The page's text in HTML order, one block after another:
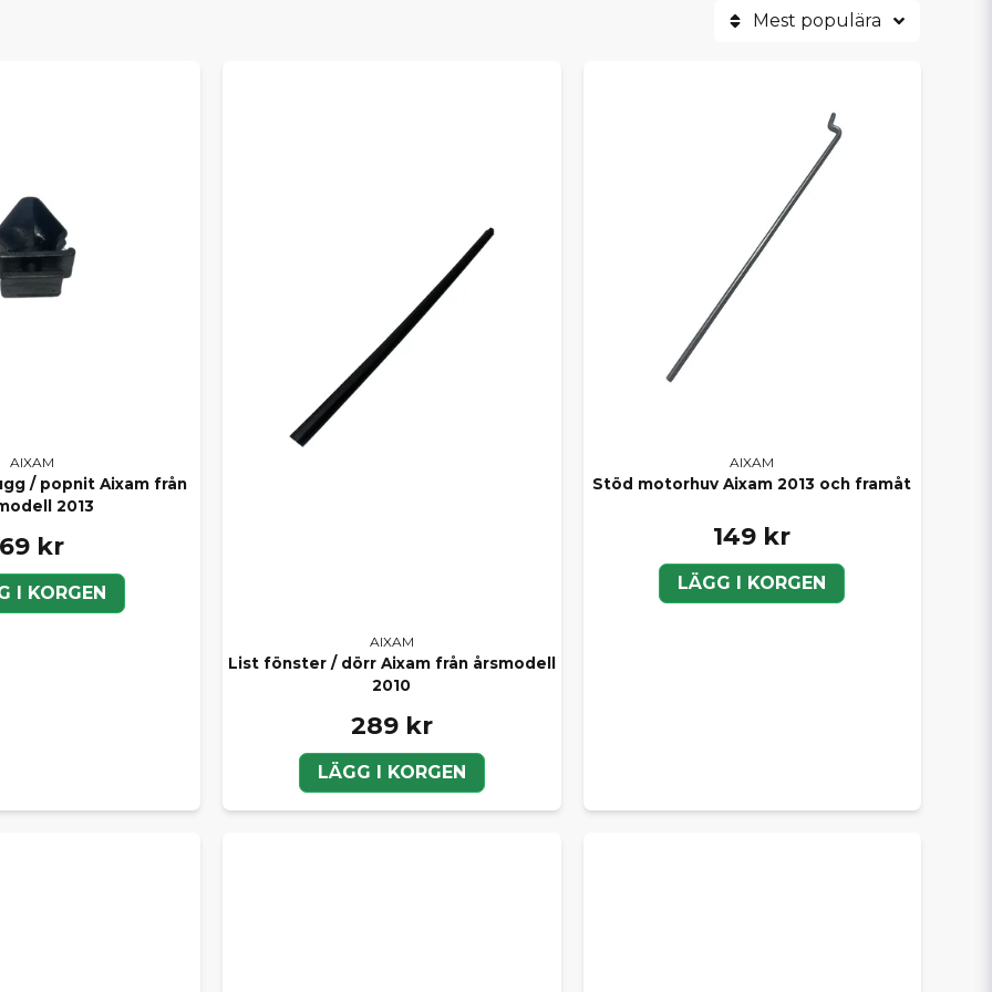
bland samtliga delar till din modell? Här hittar du
samlade på ett ställe – med snabb
från vårt lager.
DU INTE RÄTT DEL?
specifik originaldel i webbutiken? Kontakta oss gärna så hjälper vi dig att kontrollera tillgänglighet och
rätt del. Vi arbetar dagligen med både privatpersoner och verkstäder och hjälper dig hitta exakt det du
håller du din Aixam i toppskick – tryggt, säkert och problemfritt år efter år.
Mest populära
AIXAM
/ popnit Aixam från
2013
69 kr
I KORGEN
AIXAM
List fönster / dörr Aixam från årsmodell
2010
289 kr
LÄGG I KORGEN
AIXAM
Stöd motorhuv Aixam 2013 och framåt
149 kr
LÄGG I KORGEN